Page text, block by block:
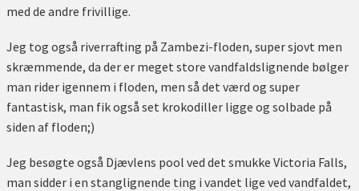
med de andre frivillige.
Jeg tog også riverrafting på Zambezi-floden, super sjovt men
skræmmende, da der er meget store vandfaldslignende bølger
man rider igennem i floden, men så det værd og super
fantastisk, man fik også set krokodiller ligge og solbade på
siden af floden;)
Jeg besøgte også Djævlens pool ved det smukke Victoria Falls,
man sidder i en stanglignende ting i vandet lige ved vandfaldet,